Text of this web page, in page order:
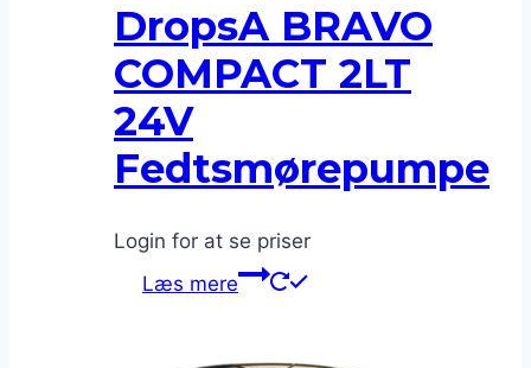
DropsA BRAVO
COMPACT 2LT
24V
Fedtsmørepumpe
Login for at se priser
Læs mere